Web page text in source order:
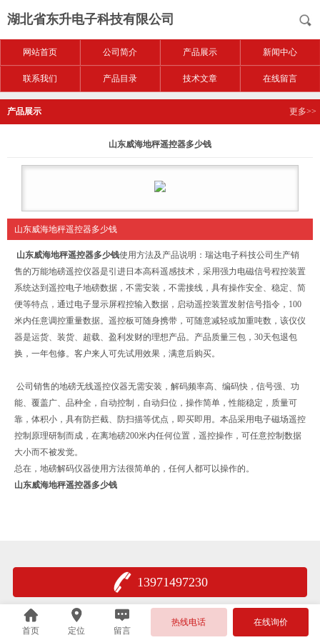
湖北省东升电子科技有限公司
网站首页 公司简介 产品展示 新闻中心
联系我们 产品目录 技术文章 在线留言
产品展示 更多>>
山东威海地秤遥控器多少钱
山东威海地秤遥控器多少钱
山东威海地秤遥控器多少钱使用方法及产品说明：瑞达电子科技公司生产销
售的万能地磅遥控仪器是引进日本高科遥感技术，采用强力电磁信号程控装置
系统达到遥控电子地磅数据，不需安装，不需接线，具有操作安全、稳定、简
便等特点，通过电子显示屏程控输入数据，启动遥控装置发射信号指令，100
米内任意调控重量数据。遥控板可随身携带，可随意减轻或加重吨数，该仪仪
器是运货、装货、超载、盈利发财的理想产品。产品质量三包，30天包退包
换，一年包修。客户来人可先试用效果，满意后购买。
公司销售的地磅无线遥控仪器无需安装，解码频率高、编码快，信号强、功
能、覆盖广、品种全，自动控制，自动归位，操作简单，性能稳定，质量可
靠，体积小，具有防拦截、防扫描等优点，即买即用。本品采用电子磁场遥控
控制原理研制而成，在离地磅200米内任何位置，遥控操作，可任意控制数据
大小而不被发觉。
总在，地磅解码仪器使用方法很简单的，任何人都可以操作的。
山东威海地秤遥控器多少钱
13971497230
首页 定位 留言
热线电话 在线询价